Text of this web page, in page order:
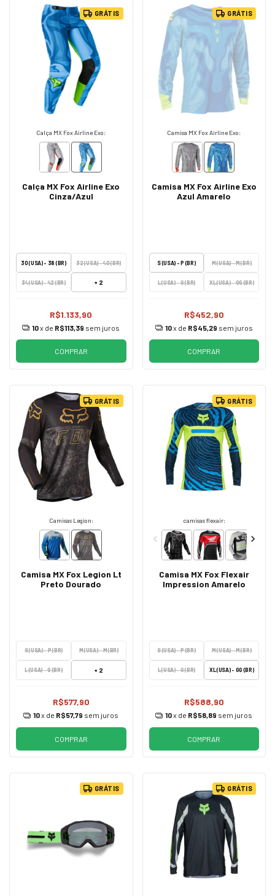
GRÁTIS
Calça MX Fox Airline Exo:
Calça MX Fox Airline Exo
Cinza/Azul
30 (USA) - 38 (BR) 32 (USA) - 40 (BR)
34 (USA) - 42 (BR) + 2
R$1.133,90
10x de R$113,39 sem juros
COMPRAR
GRÁTIS
Camisa MX Fox Airline Exo:
Camisa MX Fox Airline Exo
Azul Amarelo
S (USA) - P (BR) M (USA) - M (BR)
L (USA) - G (BR) XL (USA) - GG (BR)
R$452,90
10x de R$45,29 sem juros
COMPRAR
GRÁTIS
Camisas Legion:
Camisa MX Fox Legion Lt
Preto Dourado
S (USA) - P (BR) M (USA) - M (BR)
L (USA) - G (BR) + 2
R$577,90
10x de R$57,79 sem juros
COMPRAR
GRÁTIS
camisas flexair:
Camisa MX Fox Flexair
Impression Amarelo
S (USA) - P (BR) M (USA) - M (BR)
L (USA) - G (BR) XL (USA) - GG (BR)
R$588,90
10x de R$58,89 sem juros
COMPRAR
GRÁTIS GRÁTIS